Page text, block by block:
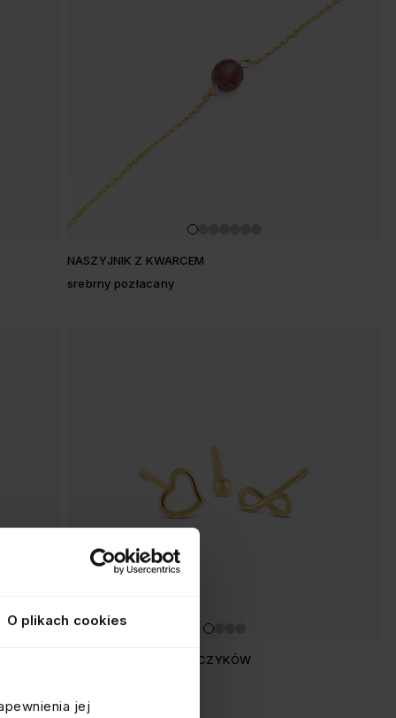
O plikach cookies
jej
NASZYJNIK Z KWARCEM
srebrny pozłacany
KOMPLET TRZECH KOLCZYKÓW